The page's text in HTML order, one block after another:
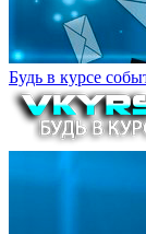
Будь в курсе